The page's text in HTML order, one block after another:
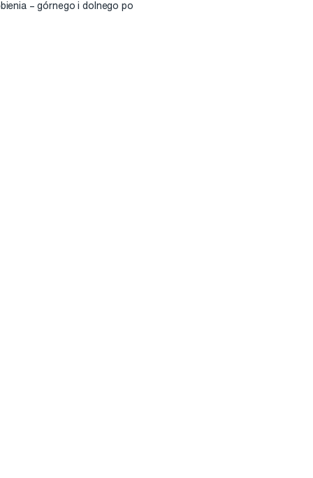
– górnego i dolnego po